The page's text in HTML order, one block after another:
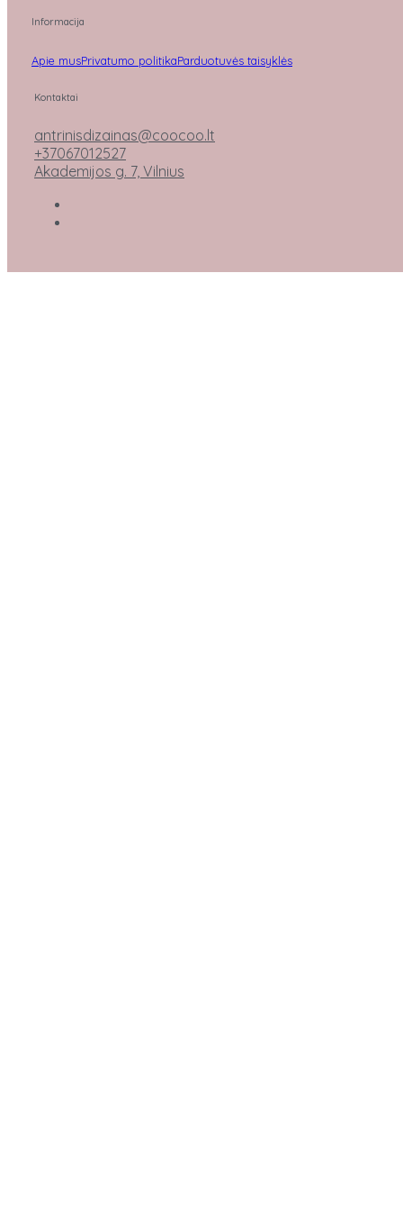
Informacija
Apie musPrivatumo politikaParduotuvės taisyklės
Kontaktai
antrinisdizainas@coocoo.lt
+37067012527
Akademijos g. 7, Vilnius